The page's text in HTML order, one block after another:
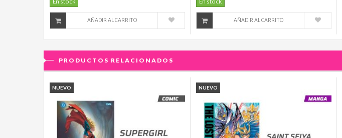
En stock
AÑADIR AL CARRITO
En stock
AÑADIR AL CARRITO
PRODUCTOS RELACIONADOS
NUEVO NUEVO